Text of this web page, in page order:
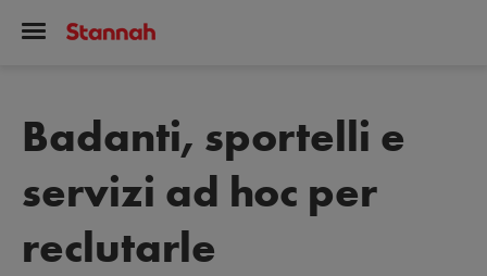
Badanti, sportelli e
servizi ad hoc per
reclutarle